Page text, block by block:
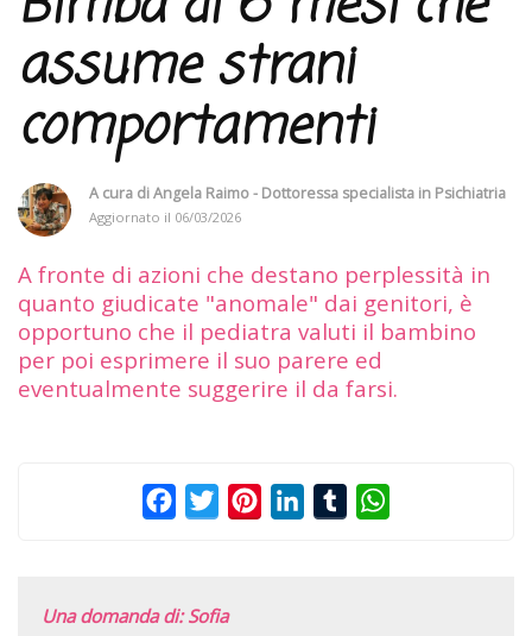
assume strani
comportamenti
A cura diAngela Raimo - Dottoressa specialista in Psichiatria
Aggiornato il 06/03/2026
A fronte di azioni che destano perplessità in
quanto giudicate "anomale" dai genitori, è
opportuno che il pediatra valuti il bambino
per poi esprimere il suo parere ed
eventualmente suggerire il da farsi.
FacebookTwitterPinterestLinkedInTumblr
Una domanda di: Sofia